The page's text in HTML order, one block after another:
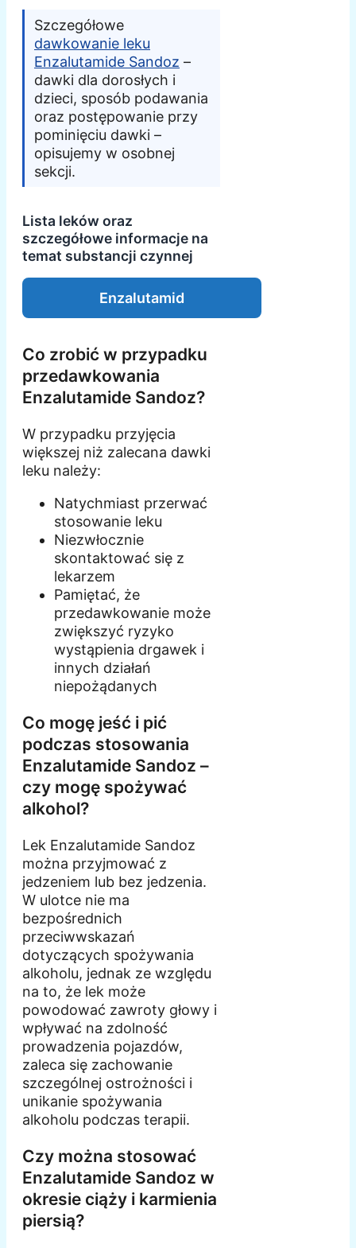
Szczegółowe
dawkowanie leku
Enzalutamide Sandoz –
dawki dla dorosłych i
dzieci, sposób podawania
oraz postępowanie przy
pominięciu dawki –
opisujemy w osobnej
sekcji.
Lista leków oraz
szczegółowe informacje na
temat substancji czynnej
Enzalutamid
Co zrobić w przypadku
przedawkowania
Enzalutamide Sandoz?
W przypadku przyjęcia
większej niż zalecana dawki
leku należy:
Natychmiast przerwać
stosowanie leku
Niezwłocznie
skontaktować się z
lekarzem
Pamiętać, że
przedawkowanie może
zwiększyć ryzyko
wystąpienia drgawek i
innych działań
niepożądanych
Co mogę jeść i pić
podczas stosowania
Enzalutamide Sandoz –
czy mogę spożywać
alkohol?
Lek Enzalutamide Sandoz
można przyjmować z
jedzeniem lub bez jedzenia.
W ulotce nie ma
bezpośrednich
przeciwwskazań
dotyczących spożywania
alkoholu, jednak ze względu
na to, że lek może
powodować zawroty głowy i
wpływać na zdolność
prowadzenia pojazdów,
zaleca się zachowanie
szczególnej ostrożności i
unikanie spożywania
alkoholu podczas terapii.
Czy można stosować
Enzalutamide Sandoz w
okresie ciąży i karmienia
piersią?